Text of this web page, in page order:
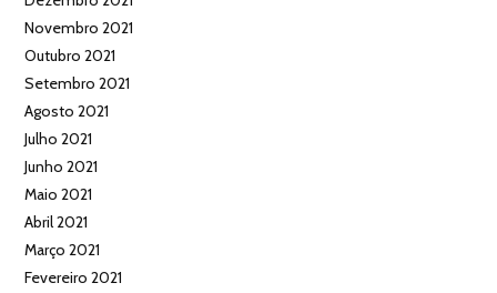
Novembro 2021
Outubro 2021
Setembro 2021
Agosto 2021
Julho 2021
Junho 2021
Maio 2021
Abril 2021
Março 2021
Fevereiro 2021